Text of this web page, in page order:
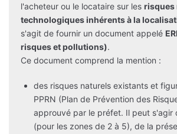
l'acheteur ou le locataire sur les risques
technologiques inhérents à la
s'agit de fournir un document appelé
risques et pollutions).
Ce document comprend la mention :
des risques naturels existants et
PPRN (Plan de Prévention des
approuvé par le préfet. Il peut s'agir
(pour les zones de 2 à 5), de la